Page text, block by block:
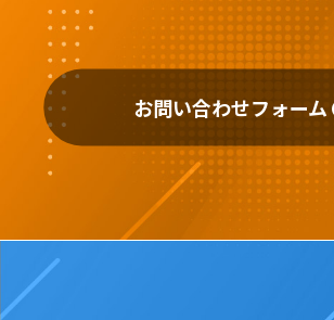
お問い合わせフォーム